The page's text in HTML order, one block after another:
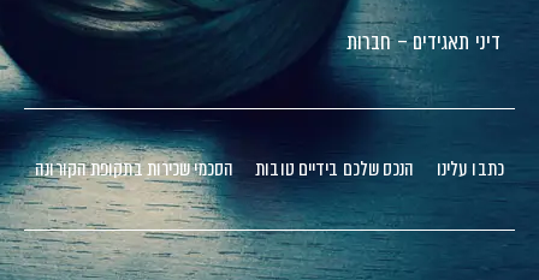
כתבו עלינו הנכס שלכם בידיים טובות הסכמי שכירות בתקופת הקורונה
דיני תאגידים – חברות